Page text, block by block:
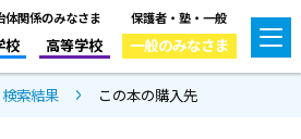
体関係のみなさま
校 高等学校
保護者・塾・一般
一般のみなさま
検索結果 この本の購入先